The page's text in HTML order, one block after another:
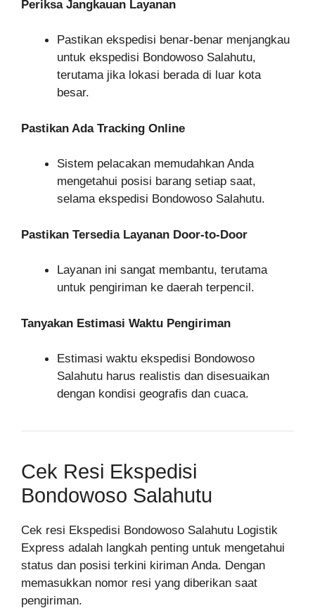
Periksa Jangkauan Layanan
Pastikan ekspedisi benar-benar menjangkau
untuk ekspedisi Bondowoso Salahutu,
terutama jika lokasi berada di luar kota
besar.
Pastikan Ada Tracking Online
Sistem pelacakan memudahkan Anda
mengetahui posisi barang setiap saat,
selama ekspedisi Bondowoso Salahutu.
Pastikan Tersedia Layanan Door-to-Door
Layanan ini sangat membantu, terutama
untuk pengiriman ke daerah terpencil.
Tanyakan Estimasi Waktu Pengiriman
Estimasi waktu ekspedisi Bondowoso
Salahutu harus realistis dan disesuaikan
dengan kondisi geografis dan cuaca.
Cek Resi Ekspedisi
Bondowoso Salahutu
Cek resi Ekspedisi Bondowoso Salahutu Logistik
Express adalah langkah penting untuk mengetahui
status dan posisi terkini kiriman Anda. Dengan
memasukkan nomor resi yang diberikan saat
pengiriman.